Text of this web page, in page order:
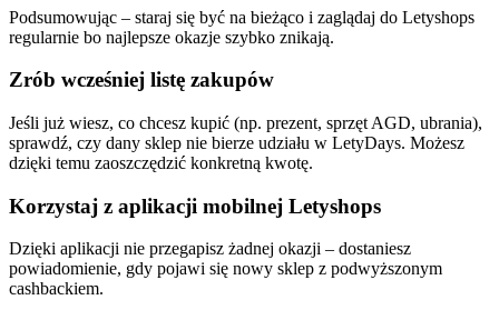
Podsumowując – staraj się być na bieżąco i zaglądaj do Letyshops
regularnie bo najlepsze okazje szybko znikają.
Zrób wcześniej listę zakupów
Jeśli już wiesz, co chcesz kupić (np. prezent, sprzęt AGD, ubrania),
sprawdź, czy dany sklep nie bierze udziału w LetyDays. Możesz
dzięki temu zaoszczędzić konkretną kwotę.
Korzystaj z aplikacji mobilnej Letyshops
Dzięki aplikacji nie przegapisz żadnej okazji – dostaniesz
powiadomienie, gdy pojawi się nowy sklep z podwyższonym
cashbackiem.